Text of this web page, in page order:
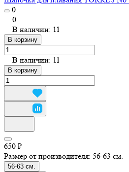
0
0
В наличии: 11
В корзину
В наличии: 11
В корзину
650 ₽
Размер от производителя: 56-63 см.
56-63 см.